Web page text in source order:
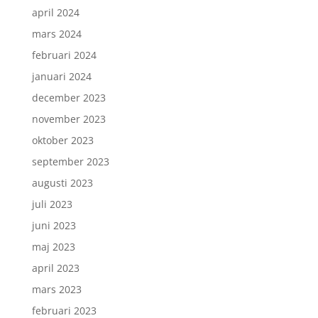
april 2024
mars 2024
februari 2024
januari 2024
december 2023
november 2023
oktober 2023
september 2023
augusti 2023
juli 2023
juni 2023
maj 2023
april 2023
mars 2023
februari 2023